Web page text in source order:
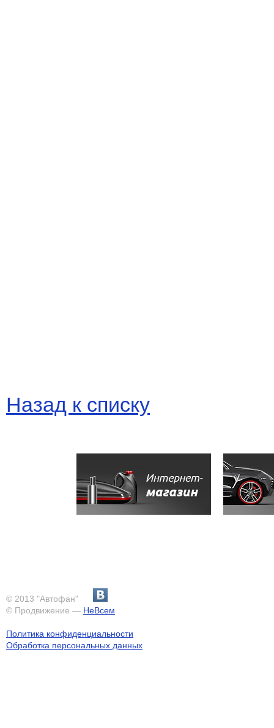
Назад к списку
© 2013 "Автофан"
© Продвижение — НеВсем
Политика конфиденциальности
Обработка персональных данных